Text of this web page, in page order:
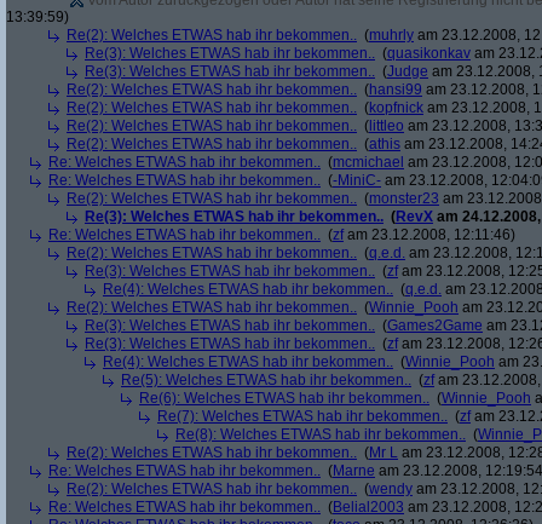
13:39:59)
Re(2): Welches ETWAS hab ihr bekommen.. (muhrly am 23.12.2008,
Re(3): Welches ETWAS hab ihr bekommen.. (quasikonkav am
Re(3): Welches ETWAS hab ihr bekommen.. (Judge am 23.12.2008,
Re(2): Welches ETWAS hab ihr bekommen.. (hansi99 am 23.12.2008,
Re(2): Welches ETWAS hab ihr bekommen.. (kopfnick am 23.12.2008,
Re(2): Welches ETWAS hab ihr bekommen.. ( littleo am 23.12.2008,
Re(2): Welches ETWAS hab ihr bekommen.. (athis am 23.12.2008,
Re: Welches ETWAS hab ihr bekommen.. (mcmichael am 23.12.2008,
Re: Welches ETWAS hab ihr bekommen.. (-MiniC- am 23.12.2008,
Re(2): Welches ETWAS hab ihr bekommen.. (monster23 am
Re(3): Welches ETWAS hab ihr bekommen.. (RevX am
Re: Welches ETWAS hab ihr bekommen.. (zfam 23.12.2008, 12:11:46)
Re(2): Welches ETWAS hab ihr bekommen.. (q.e.d. am 23.12.2008,
Re(3): Welches ETWAS hab ihr bekommen.. (zfam 23.12.2008,
Re(4): Welches ETWAS hab ihr bekommen.. (q.e.d. am
Re(2): Welches ETWAS hab ihr bekommen.. (Winnie_Pooh am
Re(3): Welches ETWAS hab ihr bekommen.. (Games2Game am
Re(3): Welches ETWAS hab ihr bekommen.. (zfam 23.12.2008,
Re(4): Welches ETWAS hab ihr bekommen.. (Winnie_Pooh am
Re(5): Welches ETWAS hab ihr bekommen.. (zfam
Re(6): Welches ETWAS hab ihr bekommen.. (Winnie_Pooh
Re(7): Welches ETWAS hab ihr bekommen.. (zfam
Re(8): Welches ETWAS hab ihr bekommen.. (
Re(2): Welches ETWAS hab ihr bekommen.. (Mr L am 23.12.2008,
Re: Welches ETWAS hab ihr bekommen.. (Marne am 23.12.2008,
Re(2): Welches ETWAS hab ihr bekommen.. (wendy am 23.12.2008,
Re: Welches ETWAS hab ihr bekommen.. (Belial2003 am 23.12.2008,